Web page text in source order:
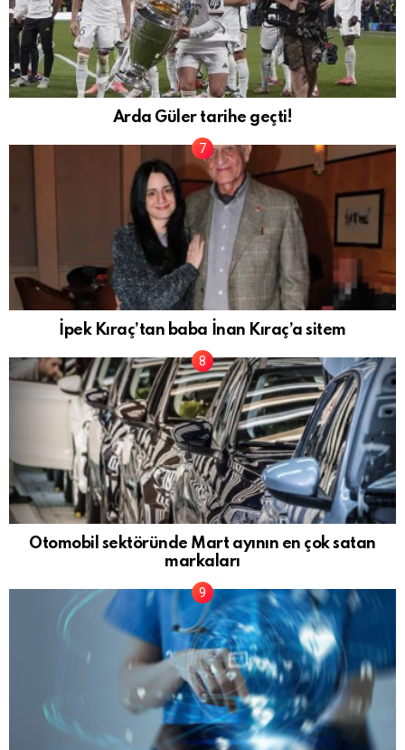
Arda Güler tarihe geçti!
İpek Kıraç’tan baba İnan Kıraç’a sitem
Otomobil sektöründe Mart ayının en çok satan
markaları